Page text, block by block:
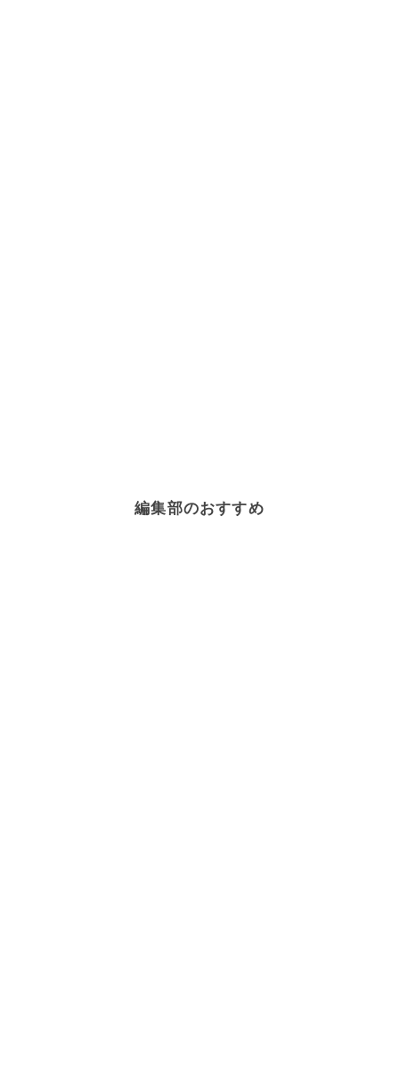
編集部のおすすめ